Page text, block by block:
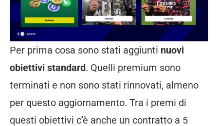
Per prima cosa sono stati aggiunti nuovi
obiettivi standard. Quelli premium sono
terminati e non sono stati rinnovati, almeno
per questo aggiornamento. Tra i premi di
questi obiettivi c’è anche un contratto a 5